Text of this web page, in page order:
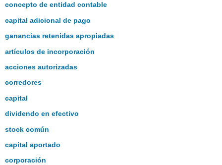
concepto de entidad contable
capital adicional de pago
ganancias retenidas apropiadas
artículos de incorporación
acciones autorizadas
corredores
capital
dividendo en efectivo
stock común
capital aportado
corporación